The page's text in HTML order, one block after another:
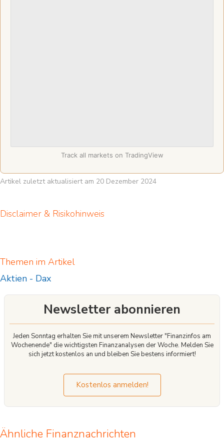
Track all markets on TradingView
Artikel zuletzt aktualisiert am 20 Dezember 2024
Disclaimer & Risikohinweis
Themen im Artikel
Aktien - Dax
Newsletter abonnieren
Jeden Sonntag erhalten Sie mit unserem Newsletter "Finanzinfos am
Wochenende" die wichtigsten Finanzanalysen der Woche. Melden Sie
sich jetzt kostenlos an und bleiben Sie bestens informiert!
Kostenlos anmelden!
Ähnliche Finanznachrichten